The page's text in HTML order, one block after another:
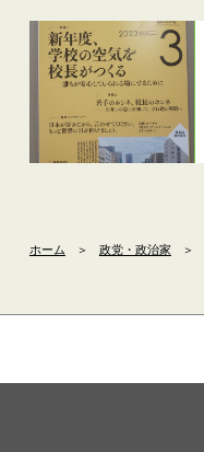
ホーム ＞ 政党・政治家 ＞